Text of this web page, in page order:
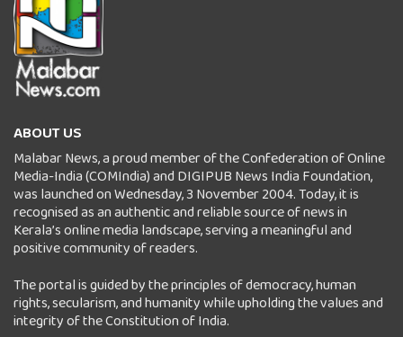
ABOUT US
Malabar News, a proud member of the Confederation of Online
Media-India (COMIndia) and DIGIPUB News India Foundation,
was launched on Wednesday, 3 November 2004. Today, it is
recognised as an authentic and reliable source of news in
Kerala’s online media landscape, serving a meaningful and
positive community of readers.
The portal is guided by the principles of democracy, human
rights, secularism, and humanity while upholding the values and
integrity of the Constitution of India.